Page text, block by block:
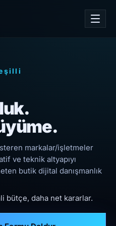
markalar/işletmeler
ve teknik altyapıyı
butik dijital danışmanlık
bütçe, daha net kararlar.